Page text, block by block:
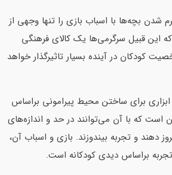
شدن بچه‌ها با اسباب بازی را تنها وجهی از
این قبیل سرگرمی‌ها یک کالای فرهنگی
در آینده بسیار تاثیرگذار خواهد
برای ساختن محیط پیرامونی براساس
است که با آن می‌توانند در حد و اندازه‌های
دهند و تجربه بیندوزند. بازی و اسباب آن،
براساس دیدی کودکانه است.